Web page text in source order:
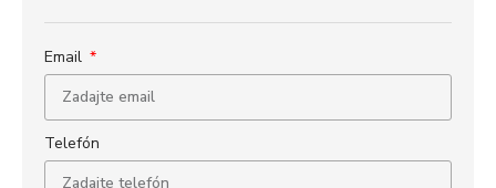
Email
Telefón